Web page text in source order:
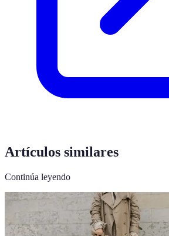
Artículos similares
Continúa leyendo